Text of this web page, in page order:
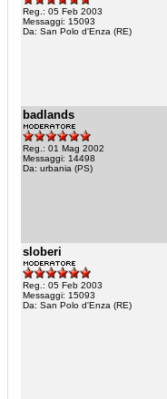
Reg.: 05 Feb 2003
Messaggi: 15093
Da: San Polo d'Enza (RE)
badlands
Reg.: 01 Mag 2002
Messaggi: 14498
Da: urbania (PS)
sloberi
Reg.: 05 Feb 2003
Messaggi: 15093
Da: San Polo d'Enza (RE)